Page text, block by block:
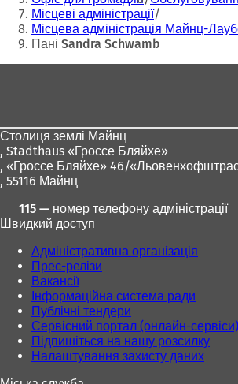
Місцеві адміністрації
Місцева адміністрація Майнц-
Пані Sandra Schwamb
Столиця землі Майнц
, Stadthaus «Гроссе Бляйхе»
, «Гроссе Бляйхе» 46/
, 55116 Майнц
115 — номер телефону адміністрації
Швидкий доступ
Адміністративна організація
Прес-релізи
Вакансії
Інформаційна система ради
Публічні тендери
Сервісний портал (онлайн-сервіси)
Підпишіться на нашу розсилку
Налаштування захисту даних